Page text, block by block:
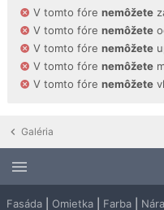
V tomto fóre nemôžete
V tomto fóre nemôžete
V tomto fóre nemôžete
V tomto fóre nemôžete
V tomto fóre nemôžete
Galéria
Fasáda Omietka Farba